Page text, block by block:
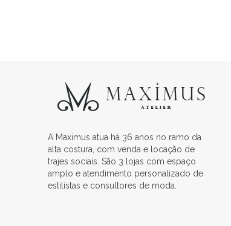
A Maximus atua há 36 anos no ramo da
alta costura, com venda e locação de
trajes sociais. São 3 lojas com espaço
amplo e atendimento personalizado de
estilistas e consultores de moda.